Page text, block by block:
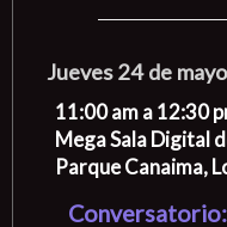
Jueves 24 de
11:00 am a 12:30
Mega Sala Digital
Parque Canaima,